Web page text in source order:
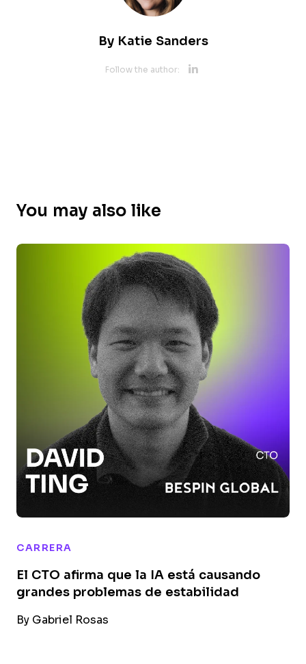
By Katie Sanders
Follow the author:
You may also like
CARRERA
El CTO afirma que la IA está causando
grandes problemas de estabilidad
By Gabriel Rosas